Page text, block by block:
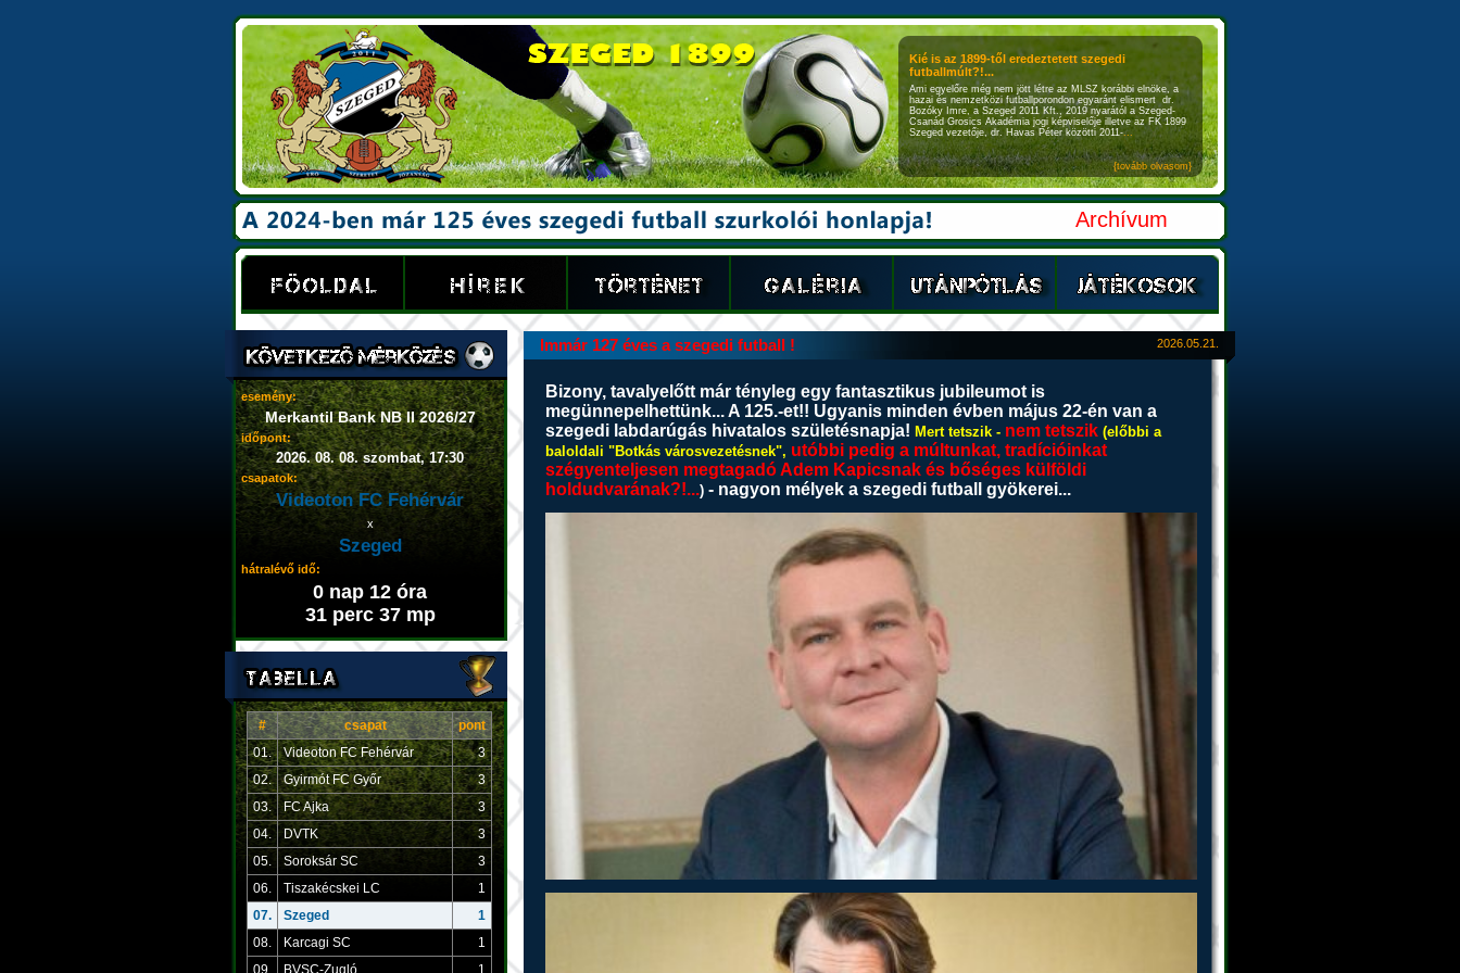
Kié is az 1899-től eredeztetett szegedi
futballmúlt?!...
Ami egyelőre még nem jött létre az MLSZ korábbi elnöke, a
hazai és nemzetközi futballporondon egyaránt elismert dr.
Bozóky Imre, a Szeged 2011 Kft., 2019 nyarától a Szeged-
Csanád Grosics Akadémia jogi képviselője illetve az FK 1899
Szeged vezetője, dr. Havas Péter közötti 2011-...
{tovább olvasom}
Archívum
esemény:
Merkantil Bank NB II 2026/27
időpont:
2026. 08. 08. szombat, 17:30
csapatok:
Videoton FC Fehérvár
x
Szeged
hátralévő idő:
0 nap 12 óra
31 perc 36 mp
# csapat
pont
01.
Videoton FC Fehérvár
3
02.
Gyirmót FC Győr
3
03.
FC Ajka
3
04.
DVTK
3
05.
Soroksár SC
3
06.
Tiszakécskei LC
1
07.
Szeged
1
08.
Karcagi SC
1
09.
BVSC-Zugló 1
Immár 127 éves a szegedi futball ! 2026.05.21.
Bizony, tavalyelőtt már tényleg egy fantasztikus jubileumot is
megünnepelhettünk... A 125.-et!! Ugyanis minden évben május 22-én van a
szegedi labdarúgás hivatalos születésnapja! Mert tetszik - nem tetszik (előbbi a
baloldali "Botkás városvezetésnek", utóbbi pedig a múltunkat, tradícióinkat
szégyenteljesen megtagadó Adem Kapicsnak és bőséges külföldi
holdudvarának?!...) - nagyon mélyek a szegedi futball gyökerei...